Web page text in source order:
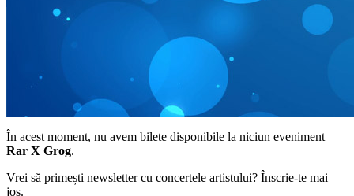
În acest moment, nu avem bilete disponibile la niciun eveniment
Rar X Grog.
Vrei să primești newsletter cu concertele artistului? Înscrie-te mai
jos.